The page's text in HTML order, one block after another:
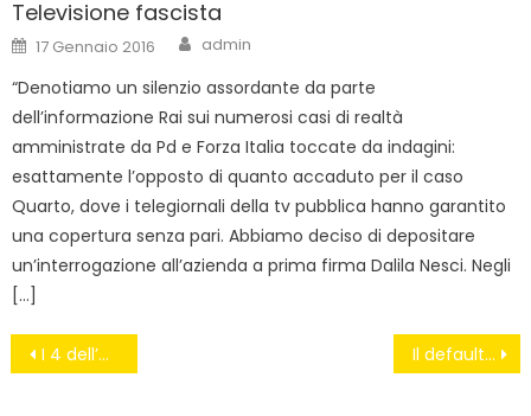
Televisione fascista
Posted
on
17 Gennaio 2016 Author
admin
“Denotiamo un silenzio assordante da parte
dell’informazione Rai sui numerosi casi di realtà
amministrate da Pd e Forza Italia toccate da indagini:
esattamente l’opposto di quanto accaduto per il caso
Quarto, dove i telegiornali della tv pubblica hanno garantito
una copertura senza pari. Abbiamo deciso di depositare
un’interrogazione all’azienda a prima firma Dalila Nesci. Negli
[…]
Navigazione
I 4 dell’Ave Maria Il default delle PMI #fuoridalleuro